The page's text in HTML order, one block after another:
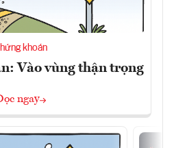
khoán
Vào vùng thận trọng
ngay